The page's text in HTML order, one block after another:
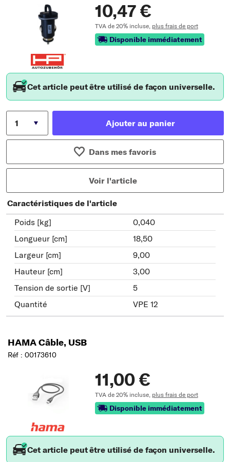
10,47 €
TVA de 20% incluse, plus frais de port
Disponible immédiatement
Cet article peut être utilisé de façon universelle.
Ajouter au panier
Dans mes favoris
Voir l'article
Caractéristiques de l'article
Poids [kg]
0,040
Longueur [cm]
18,50
Largeur [cm]
9,00
Hauteur [cm]
3,00
Tension de sortie [V]
5
Quantité
VPE 12
HAMA Câble, USB
Réf : 00173610
11,00 €
TVA de 20% incluse, plus frais de port
Disponible immédiatement
Cet article peut être utilisé de façon universelle.